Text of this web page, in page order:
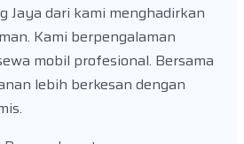
Jaya dari kami menghadirkan
Kami berpengalaman
mobil profesional. Bersama
lebih berkesan dengan